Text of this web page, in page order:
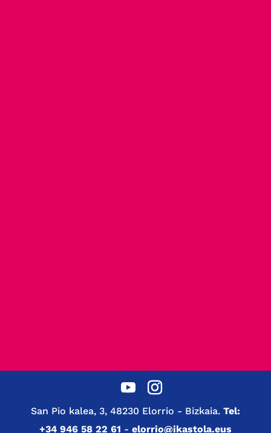
San Pio kalea, 3, 48230 Elorrio - Bizkaia. Tel:
+34 946 58 22 61 - elorrio@ikastola.eus